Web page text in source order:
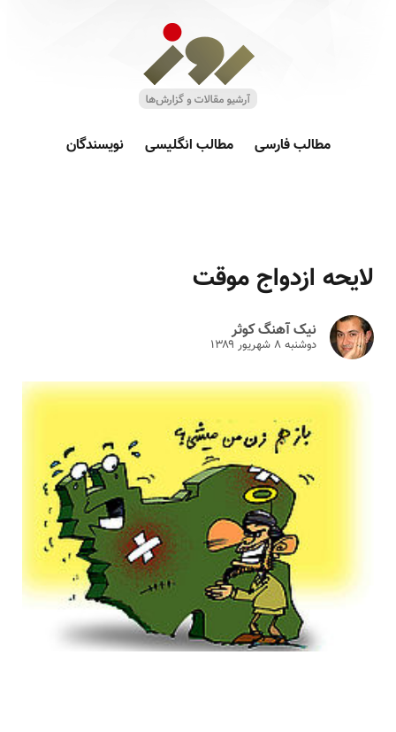
مطالب فارسی مطالب انگلیسی نویسندگان
لایحه ازدواج موقت
نیک آهنگ کوثر
دوشنبه ۸ شهريور ۱۳۸۹